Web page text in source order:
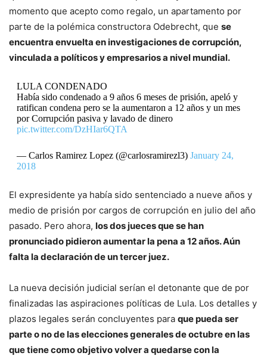
momento que acepto como regalo, un apartamento por
parte de la polémica constructora Odebrecht, que se
encuentra envuelta en investigaciones de corrupción,
vinculada a políticos y empresarios a nivel mundial.
LULA CONDENADO
Había sido condenado a 9 años 6 meses de prisión, apeló y
ratifican condena pero se la aumentaron a 12 años y un mes
por Corrupción pasiva y lavado de dinero
pic.twitter.com/DzHIar6QTA
— Carlos Ramirez Lopez (@carlosramirezl3) January 24,
2018
El expresidente ya había sido sentenciado a nueve años y
medio de prisión por cargos de corrupción en julio del año
pasado. Pero ahora, los dos jueces que se han
pronunciado pidieron aumentar la pena a 12 años. Aún
falta la declaración de un tercer juez.
La nueva decisión judicial serían el detonante que de por
finalizadas las aspiraciones políticas de Lula. Los detalles y
plazos legales serán concluyentes para que pueda ser
parte o no de las elecciones generales de octubre en las
que tiene como objetivo volver a quedarse con la